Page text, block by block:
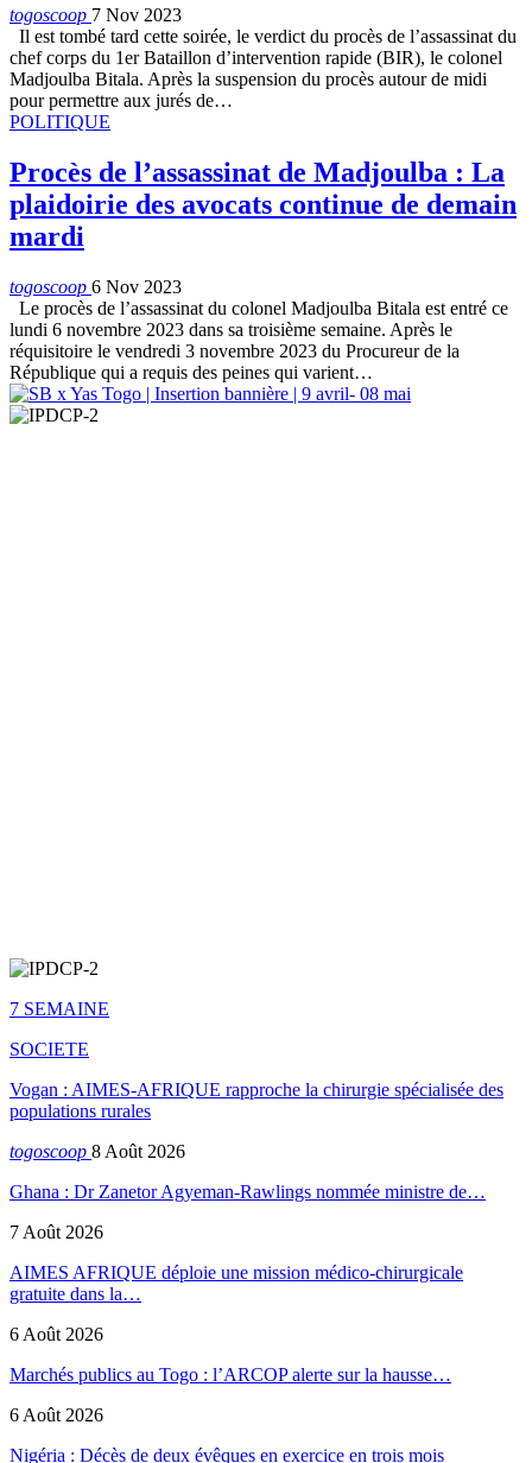
togoscoop 7 Nov 2023
Il est tombé tard cette soirée, le verdict du procès de l’assassinat du
chef corps du 1er Bataillon d’intervention rapide (BIR), le colonel
Madjoulba Bitala. Après la suspension du procès autour de midi
pour permettre aux jurés de…
POLITIQUE
Procès de l’assassinat de Madjoulba : La
plaidoirie des avocats continue de demain
mardi
togoscoop 6 Nov 2023
Le procès de l’assassinat du colonel Madjoulba Bitala est entré ce
lundi 6 novembre 2023 dans sa troisième semaine. Après le
réquisitoire le vendredi 3 novembre 2023 du Procureur de la
République qui a requis des peines qui varient…
7 SEMAINE
SOCIETE
Vogan : AIMES-AFRIQUE rapproche la chirurgie spécialisée des
populations rurales
togoscoop 8 Août 2026
Ghana : Dr Zanetor Agyeman-Rawlings nommée ministre de…
7 Août 2026
AIMES AFRIQUE déploie une mission médico-chirurgicale
gratuite dans la…
6 Août 2026
Marchés publics au Togo : l’ARCOP alerte sur la hausse…
6 Août 2026
Nigéria : Décès de deux évêques en exercice en trois mois